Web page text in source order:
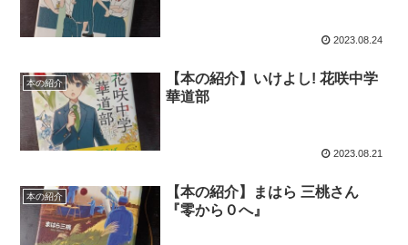
2023.08.24
本の紹介
【本の紹介】いけよし! 花咲中学
華道部
2023.08.21
本の紹介
【本の紹介】まはら 三桃さん
『零から０へ』